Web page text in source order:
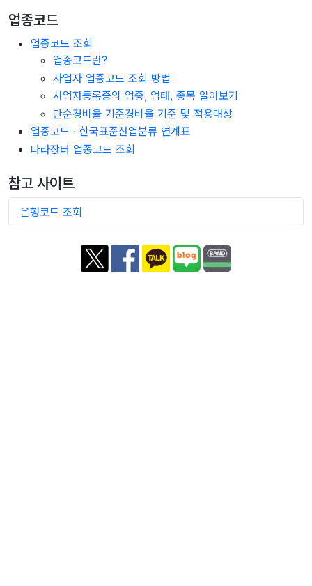
업종코드
업종코드 조회
업종코드란?
사업자 업종코드 조회 방법
사업자등록증의 업종, 업태, 종목 알아보기
단순경비율 기준경비율 기준 및 적용대상
업종코드 · 한국표준산업분류 연계표
나라장터 업종코드 조회
참고 사이트
은행코드 조회